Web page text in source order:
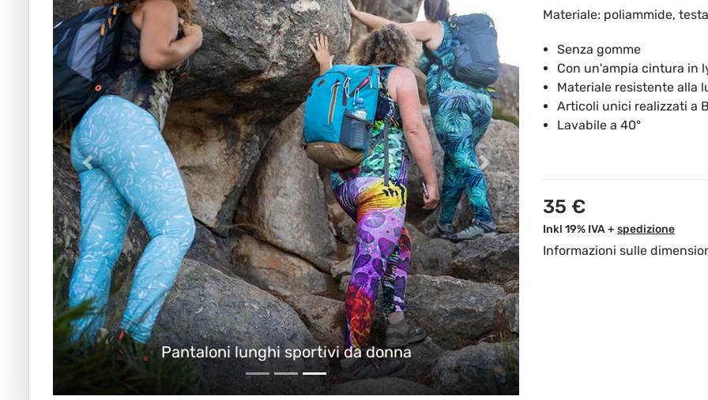
Pantaloni lunghi sportivi da donna
Materiale: poliammide,
Senza gomme
Con un'ampia cintura in
Materiale resistente alla
Articoli unici realizzati a
Lavabile a 40°
35 €
Inkl 19% IVA + spedizione
Informazioni sulle